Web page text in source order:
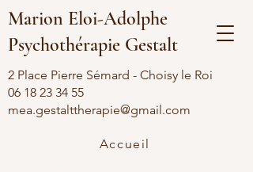
Marion Eloi-Adolphe
Psychothérapie Gestalt
Accueil
2 Place Pierre Sémard - Choisy le Roi
06 18 23 34 55
mea.gestalttherapie@gmail.com